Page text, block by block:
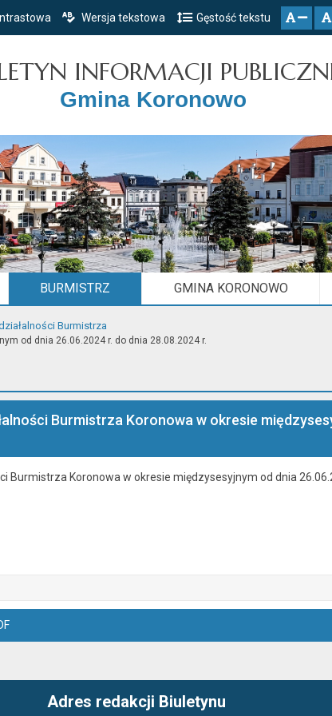
Przejdź do głównego menu
Przejdź do treści
Przejdź do mapy serwisu
Wersja tekstowa Gęstość tekstu
INFORMACJI
Gmina Koronowo
BURMISTRZ GMINA KORONOWO
Burmistrza
od dnia 26.06.2024 r. do dnia 28.08.2024 r.
Burmistrza Koronowa w okresie
Burmistrza Koronowa w okresie międzysesyjnym od dnia
Adres redakcji Biuletynu